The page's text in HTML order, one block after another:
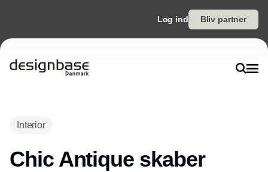
Log ind Bliv partner
Interior
Chic Antique skaber